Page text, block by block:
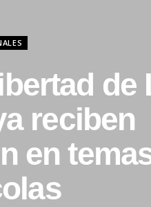
de
reciben
en